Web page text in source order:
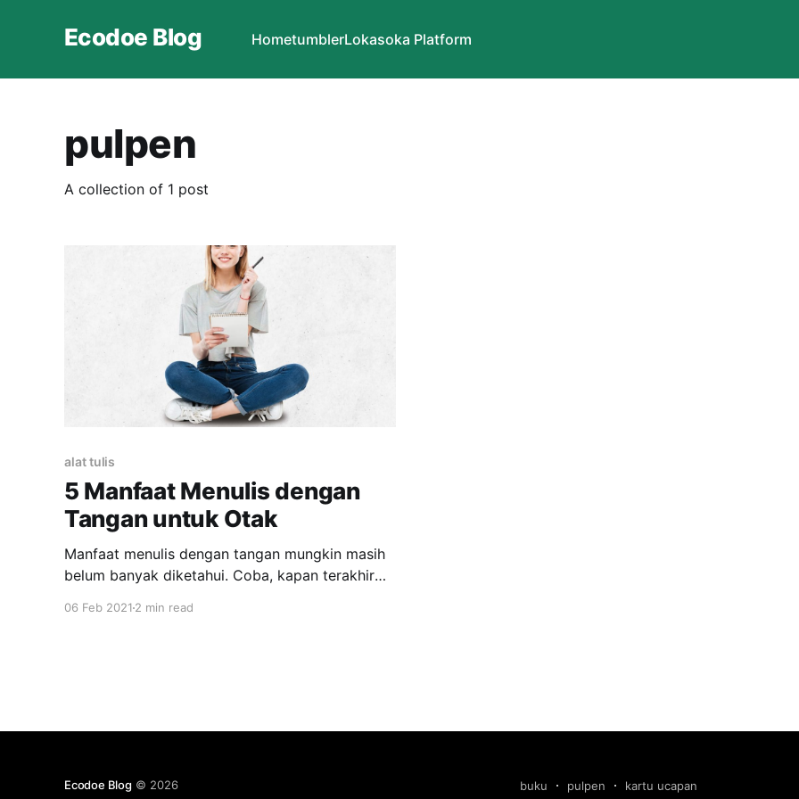
Ecodoe Blog HometumblerLokasoka Platform
pulpen
A collection of 1 post
alat tulis
5 Manfaat Menulis dengan
Tangan untuk Otak
Manfaat menulis dengan tangan mungkin masih
belum banyak diketahui. Coba, kapan terakhir
06 Feb 2021 2 min read
Ecodoe Blog© 2026 buku pulpen kartu ucapan